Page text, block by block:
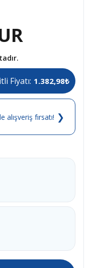
Fiyatı: 1.382,98₺
fırsatı! ❯